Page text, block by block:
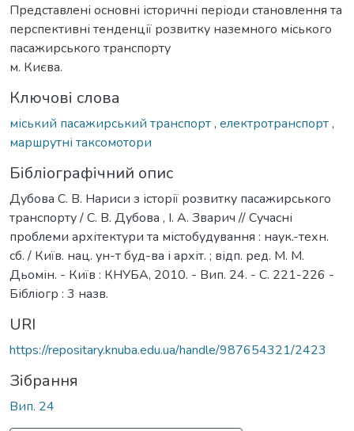
Представлені основні історичні періоди становлення та
перспективні тенденції розвитку наземного міського
пасажирського транспорту
м. Києва.
Ключові слова
міський пасажирський транспорт, електротранспорт,
маршрутні таксомотори
Бібліографічний опис
Дубова С. В. Нариси з історії розвитку пасажирського
транспорту / С. В. Дубова , І. А. Зварич // Сучасні
проблеми архітектури та містобудування : наук.-техн.
сб. / Київ. нац. ун-т буд-ва і архіт. ; відп. ред. М. М.
Дьомін. - Київ : КНУБА, 2010. - Вип. 24. - С. 221-226 -
Бібліогр : 3 назв.
URI
https://repositary.knuba.edu.ua/handle/987654321/2423
Зібрання
Вип. 24